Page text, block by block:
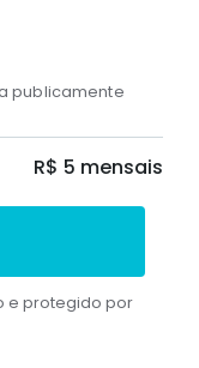
publicamente
R$ 5 mensais
e protegido por